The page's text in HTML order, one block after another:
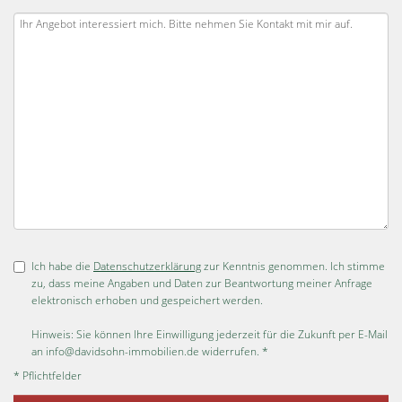
Ich habe die Datenschutzerklärungzur Kenntnis genommen. Ich stimme
zu, dass meine Angaben und Daten zur Beantwortung meiner Anfrage
elektronisch erhoben und gespeichert werden.
Hinweis: Sie können Ihre Einwilligung jederzeit für die Zukunft per E-Mail
an info@davidsohn-immobilien.de widerrufen. *
* Pflichtfelder